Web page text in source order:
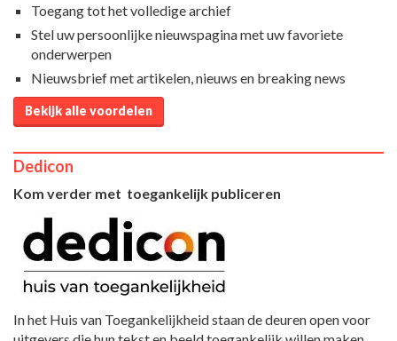
Toegang tot het volledige archief
Stel uw persoonlijke nieuwspagina met uw favoriete
onderwerpen
Nieuwsbrief met artikelen, nieuws en breaking news
Bekijk alle voordelen
Dedicon
Kom verder met toegankelijk publiceren
In het Huis van Toegankelijkheid staan de deuren open voor